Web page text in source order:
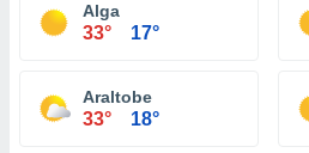
Alga
33° 17°
Araltobe
33° 18°